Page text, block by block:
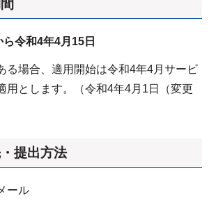
令和4年4月15日
る場合、適用開始は令和4年4月サービ
用とします。（令和4年4月1日（変更
・提出方法
ル